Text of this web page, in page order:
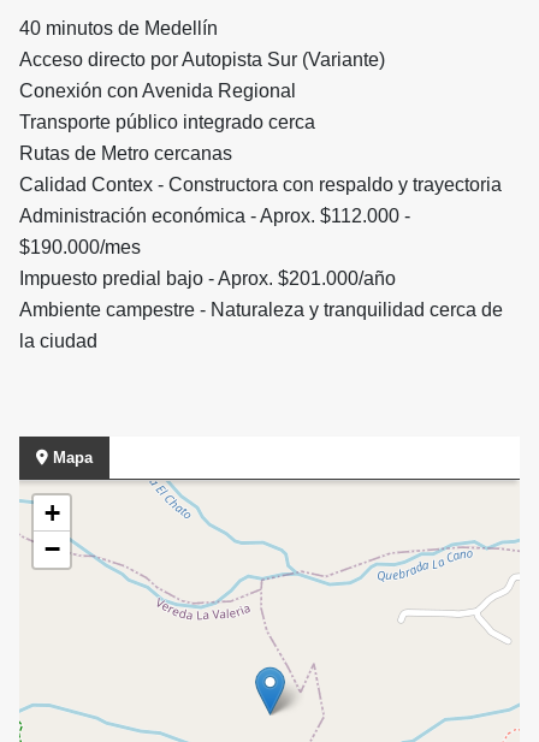
40 minutos de Medellín
Acceso directo por Autopista Sur (Variante)
Conexión con Avenida Regional
Transporte público integrado cerca
Rutas de Metro cercanas
Calidad Contex - Constructora con respaldo y trayectoria
Administración económica - Aprox. $112.000 -
$190.000/mes
Impuesto predial bajo - Aprox. $201.000/año
Ambiente campestre - Naturaleza y tranquilidad cerca de
la ciudad
Mapa
+
−